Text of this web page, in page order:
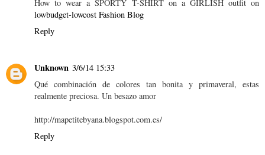
How to wear a SPORTY T-SHIRT on a GIRLISH outfit on
lowbudget-lowcost Fashion Blog
Reply
Unknown 3/6/14 15:33
Qué combinación de colores tan bonita y primaveral, estas
realmente preciosa. Un besazo amor
http://mapetitebyana.blogspot.com.es/
Reply